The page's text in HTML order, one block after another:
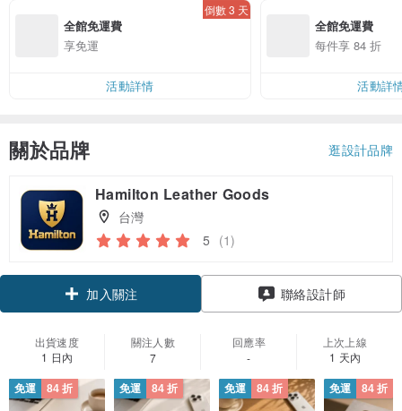
全館免運費
享免運
倒數 3 天
活動詳情
全館免運費
每件享 84 折
活動詳
關於品牌 逛設計品牌
Hamilton Leather Goods
台灣
5 (1)
加入關注 聯絡設計師
出貨速度
1 日內
關注人數
7
回應率
-
上次上線
1 天內
免運 84 折 免運 84 折 免運 84 折 免運 84 折